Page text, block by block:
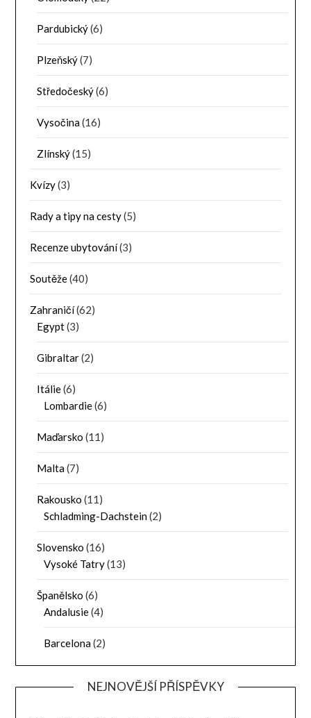
Pardubický(6)
Plzeňský(7)
Středočeský(6)
Vysočina(16)
Zlínský(15)
Kvízy(3)
Rady a tipy na cesty(5)
Recenze ubytování(3)
Soutěže(40)
Zahraničí(62)
Egypt(3)
Gibraltar(2)
Itálie(6)
Lombardie(6)
Maďarsko (11)
Malta(7)
Rakousko (11)
Schladming-Dachstein(2)
Slovensko (16)
Vysoké Tatry(13)
Španělsko (6)
Andalusie(4)
Barcelona(2)
NEJNOVĚJŠÍ PŘÍSPĚVKY